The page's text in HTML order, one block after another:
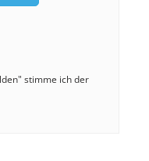
stimme ich der